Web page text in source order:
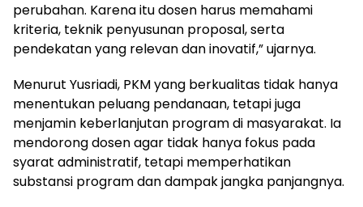
perubahan. Karena itu dosen harus memahami
kriteria, teknik penyusunan proposal, serta
pendekatan yang relevan dan inovatif,” ujarnya.
Menurut Yusriadi, PKM yang berkualitas tidak hanya
menentukan peluang pendanaan, tetapi juga
menjamin keberlanjutan program di masyarakat. Ia
mendorong dosen agar tidak hanya fokus pada
syarat administratif, tetapi memperhatikan
substansi program dan dampak jangka panjangnya.